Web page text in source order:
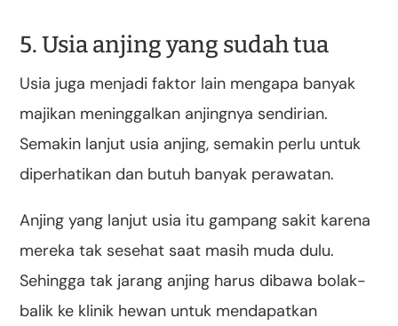
5. Usia anjing yang sudah tua
Usia juga menjadi faktor lain mengapa banyak
majikan meninggalkan anjingnya sendirian.
Semakin lanjut usia anjing, semakin perlu untuk
diperhatikan dan butuh banyak perawatan.
Anjing yang lanjut usia itu gampang sakit karena
mereka tak sesehat saat masih muda dulu.
Sehingga tak jarang anjing harus dibawa bolak-
balik ke klinik hewan untuk mendapatkan